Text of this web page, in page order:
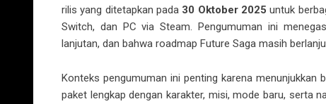
rilis yang ditetapkan pada 30 Oktober 2025 untuk
Switch, dan PC via Steam. Pengumuman ini
lanjutan, dan bahwa roadmap Future Saga masih
Konteks pengumuman ini penting karena menunjukkan
paket lengkap dengan karakter, misi, mode baru, serta